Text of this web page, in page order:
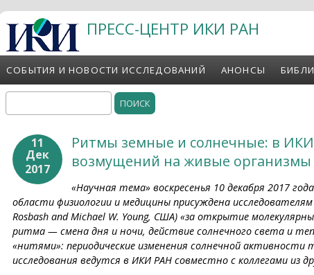
ПРЕСС-ЦЕНТР ИКИ РАН
СОБЫТИЯ И НОВОСТИ ИССЛЕДОВАНИЙ АНОНСЫ
Форма поиска
11
Дек
2017
Ритмы земные и солнечные: в
возмущений на живые организмы
«Научная тема» воскресенья 10 декабря 2017
области физиологии и медицины присуждена
Rosbash and Michael W. Young, США) «за открытие
ритма — смена дня и ночи, действие солнечного света и
«нитями»: периодические изменения солнечной
исследования ведутся в ИКИ РАН совместно с коллегами из